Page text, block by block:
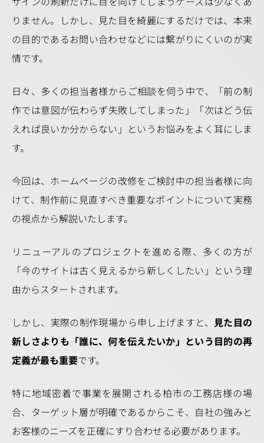
りません。しかし、見た目を綺麗にするだけでは、本来
の目的であるお問い合わせなどには繋がりにくいのが実
情です。
日々、多くの担当者様からご相談を伺う中で、「前の制
作では意図が伝わらず失敗してしまった」「次はどう伝
えれば良いか分からない」というお悩みをよく耳にしま
す。
今回は、ホームページの改修をご検討中の担当者様に向
けて、制作前に見直すべき重要なポイントについて実務
の視点から解説いたします。
リニューアルのプロジェクトを進める際、多くの方が
「今のサイトは古く見えるから新しくしたい」という理
由からスタートされます。
しかし、実際の制作現場から申し上げますと、 見た目の
新しさよりも「誰に、何を伝えたいか」という目的の再
定義が最も重要です。
特に地域密着で事業を展開される柏市の工務店様の場
合、ターゲット層が明確であるからこそ、自社の強みと
お客様のニーズを正確にすり合わせる必要があります。